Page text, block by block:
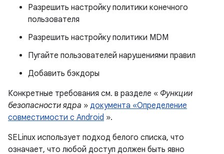
Разрешить настройку политики конечного
пользователя
Разрешить настройку политики MDM
Пугайте пользователей нарушениями правил
Добавить бэкдоры
Конкретные требования см. в разделе « Функции
безопасности ядра » документа «Определение
совместимости с Android ».
SELinux использует подход белого списка, что
означает, что любой доступ должен быть явно